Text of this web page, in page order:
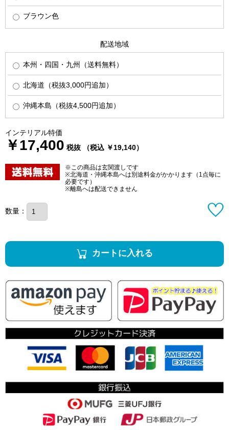
ブラウン色
配送地域
本州・四国・九州（送料無料）
北海道（税抜3,000円追加）
沖縄本島（税抜4,500円追加）
インテリアル特価
￥17,400 税抜 （税込 ￥19,140）
※この商品は玄関渡しです
※北海道・沖縄本島へは別途料金がかかります（1点毎に
必要です）
※離島へは配送できません
数量：
カートに入れる